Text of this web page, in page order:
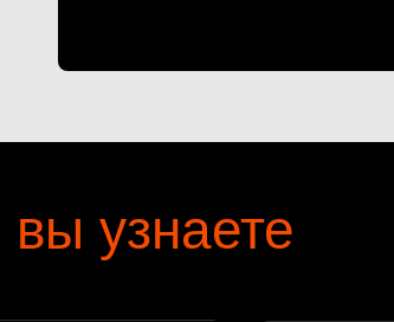
вы узнаете